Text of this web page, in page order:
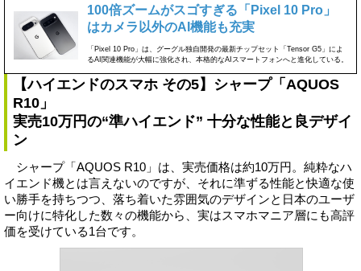
100倍ズームがスゴすぎる「Pixel 10 Pro」
はカメラ以外のAI機能も充実
「Pixel 10 Pro」は、グーグル独自開発の最新チップセット「Tensor G5」によ
るAI関連機能が大幅に強化され、本格的なAIスマートフォンへと進化している。
【ハイエンドのスマホ その5】シャープ「AQUOS
R10」
実売10万円の“準ハイエンド” 十分な性能と良デザイ
ン
シャープ「AQUOS R10」は、実売価格は約10万円。純粋なハ
イエンド機とは言えないのですが、それに準ずる性能と快適な使
い勝手を持ちつつ、落ち着いた雰囲気のデザインと日本のユーザ
ー向けに特化した数々の機能から、実はスマホマニア層にも高評
価を受けている1台です。